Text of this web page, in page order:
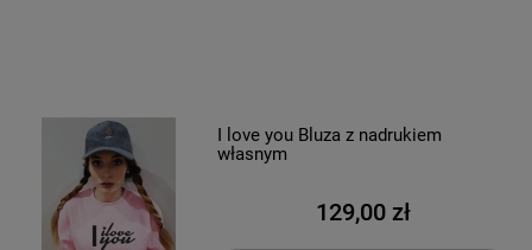
I love you Bluza z nadrukiem
własnym
129,00 zł